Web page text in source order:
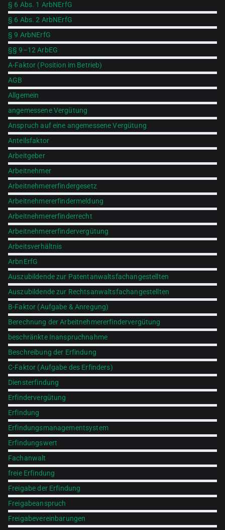
§ 6 Abs. 1 ArbNErfG
§ 6 Abs. 2 ArbNErfG
§ 9 ArbNErfG
§§ 9–12 ArbEG
A-Faktor (Position im Betrieb)
AGB
Allgemein
angemessene Vergütung
Anspruch auf eine angemessene Vergütung
Anteilsfaktor
Arbeitgeber
Arbeitnehmer
Arbeitnehmererfindergesetz
Arbeitnehmererfindermeldung
Arbeitnehmererfinderrecht
Arbeitnehmererfindervergütung
Arbeitsverhältnis
ArbnErfG
Auszubildende zur Patentanwaltsfachangestellten
Auszubildende zur Rechtsanwaltsfachangestellten
B-Faktor (Aufgabe & Anregung)
Berechnung der Arbeitnehmererfindervergütung
beschränkte Inanspruchnahme
Beschreibung der Erfindung
C-Faktor (Aufgabe des Erfinders)
Diensterfindung
Erfindervergütung
Erfindung
Erfindungsmanagementsystem
Erfindungswert
Fachanwalt
freie Erfindung
Freigabe der Erfindung
Freigabeanspruch
Freigabevereinbarungen